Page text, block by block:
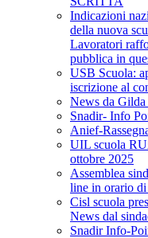
Indicazioni
della nuova
Lavoratori
pubblica in
USB Scuola:
iscrizione al
News da Gilda
Snadir- Info
Anief-
UIL scuola
ottobre 2025
Assemblea
line in orario di
Cisl scuola
News dal
Snadir Info-